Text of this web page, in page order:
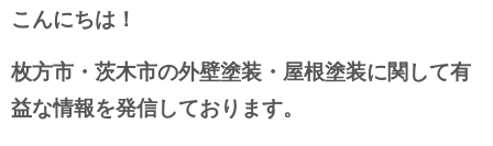
こんにちは！
枚方市・茨木市の外壁塗装・屋根塗装に関して有
益な情報を発信しております。